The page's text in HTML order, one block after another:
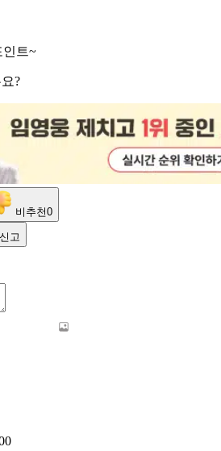
인트~
?
비추천0
신고